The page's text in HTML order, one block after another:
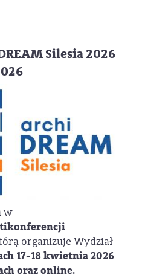
Silesia 2026
w
organizuje Wydział
17-18 kwietnia 2026
oraz online.